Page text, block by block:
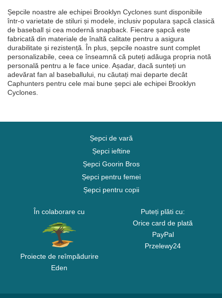
Șepcile noastre ale echipei Brooklyn Cyclones sunt disponibile
într-o varietate de stiluri și modele, inclusiv populara șapcă clasică
de baseball și cea modernă snapback. Fiecare șapcă este
fabricată din materiale de înaltă calitate pentru a asigura
durabilitate și rezistență. În plus, șepcile noastre sunt complet
personalizabile, ceea ce înseamnă că puteți adăuga propria notă
personală pentru a le face unice. Așadar, dacă sunteți un
adevărat fan al baseballului, nu căutați mai departe decât
Caphunters pentru cele mai bune șepci ale echipei Brooklyn
Cyclones.
Șepci de vară
Șepci ieftine
Șepci Goorin Bros
Șepci pentru femei
Șepci pentru copii
În colaborare cu
Proiecte de reîmpădurire
Eden
Puteți plăti cu:
Orice card de plată
PayPal
Przelewy24